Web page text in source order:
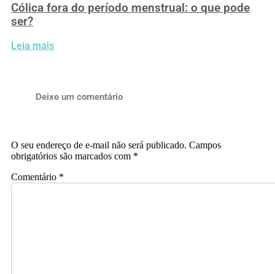
Cólica fora do período menstrual: o que pode
ser?
Leia mais
Deixe um comentário
O seu endereço de e-mail não será publicado. Campos
obrigatórios são marcados com *
Comentário *